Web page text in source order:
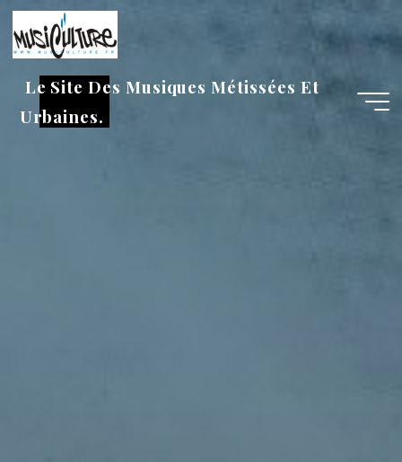
Aller
au
contenu
Le Site Des Musiques Métissées Et
Urbaines.